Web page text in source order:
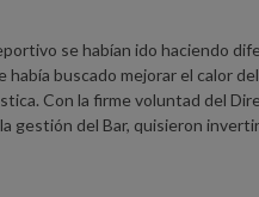
se habían ido haciendo
había buscado mejorar el calor
Con la firme voluntad del
gestión del Bar, quisieron